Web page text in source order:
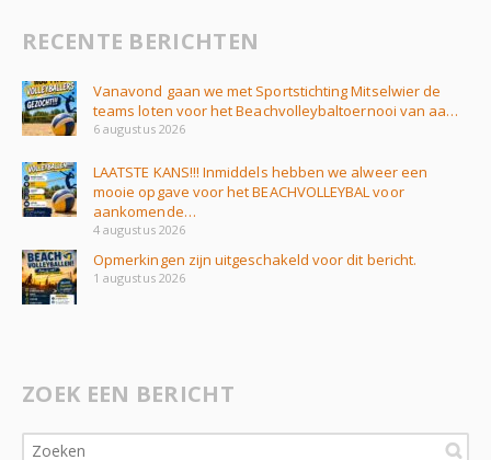
RECENTE BERICHTEN
Vanavond gaan we met Sportstichting Mitselwier de
teams loten voor het Beachvolleybaltoernooi van aa…
6 augustus 2026
LAATSTE KANS!!! Inmiddels hebben we alweer een
mooie opgave voor het BEACHVOLLEYBAL voor
aankomende…
4 augustus 2026
Opmerkingen zijn uitgeschakeld voor dit bericht.
1 augustus 2026
ZOEK EEN BERICHT